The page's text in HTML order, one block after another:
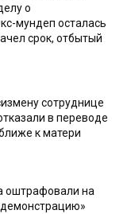
о
мундеп осталась
срок, отбытый
сотруднице
в переводе
к матери
оштрафовали на